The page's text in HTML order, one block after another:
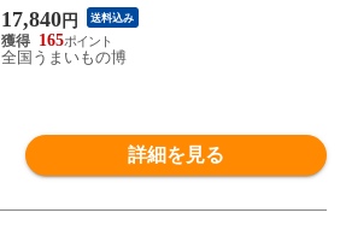
17,840円 送料込み
165
全国うまいもの博
詳細を見る